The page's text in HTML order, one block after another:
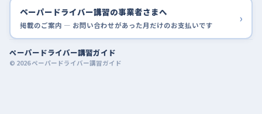
ペーパードライバー講習の事業者さまへ
掲載のご案内 — お問い合わせがあった月だけのお支払いです ›
ペーパードライバー講習ガイド
© 2026 ペーパードライバー講習ガイド